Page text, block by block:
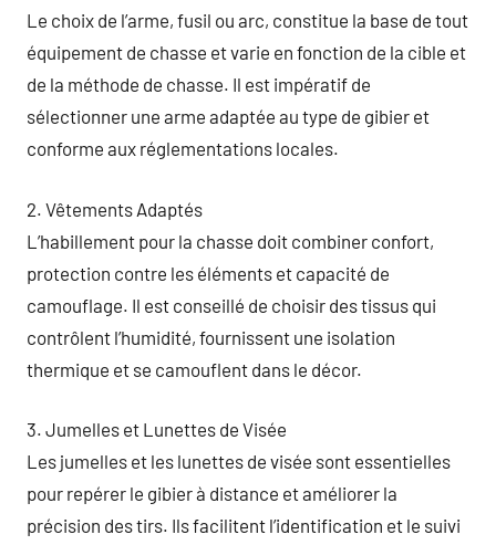
Le choix de l’arme, fusil ou arc, constitue la base de tout
équipement de chasse et varie en fonction de la cible et
de la méthode de chasse. Il est impératif de
sélectionner une arme adaptée au type de gibier et
conforme aux réglementations locales.
2. Vêtements Adaptés
L’habillement pour la chasse doit combiner confort,
protection contre les éléments et capacité de
camouflage. Il est conseillé de choisir des tissus qui
contrôlent l’humidité, fournissent une isolation
thermique et se camouflent dans le décor.
3. Jumelles et Lunettes de Visée
Les jumelles et les lunettes de visée sont essentielles
pour repérer le gibier à distance et améliorer la
précision des tirs. Ils facilitent l’identification et le suivi